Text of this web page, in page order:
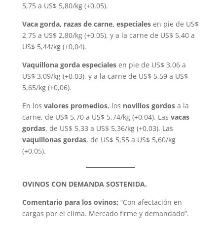
5,75 a US$ 5,80/kg (+0,05).
Vaca gorda, razas de carne, especialesen pie de US$
2,75 a US$ 2,80/kg (+0,05), y a la carne de US$ 5,40 a
US$ 5,44/kg (+0,04).
Vaquillona gorda especialesen pie de US$ 3,06 a
US$ 3,09/kg (+0,03), y a la carne de US$ 5,59 a US$
5,65/kg (+0,06).
En los valores promedios, los novillos gordosa la
carne, de US$ 5,70 a US$ 5,74/kg (+0,04). Las vacas
gordas, de US$ 5,33 a US$ 5,36/kg (+0,03). Las
vaquillonas gordas, de US$ 5,55 a US$ 5,60/kg
(+0,05).
OVINOS CON DEMANDA SOSTENIDA.
Comentario para los ovinos: “Con afectación en
cargas por el clima. Mercado firme y demandado”.